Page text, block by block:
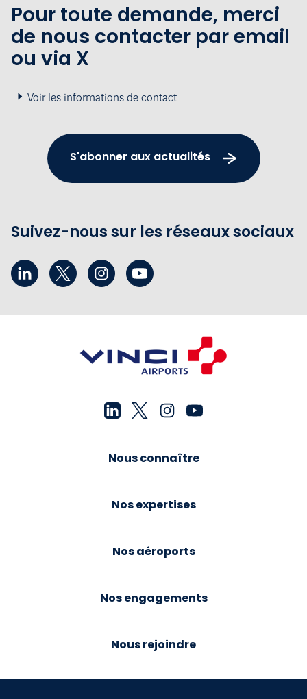
Pour toute demande, merci
de nous contacter par email
ou via X
Voir les informations de contact
S'abonner aux actualités
Suivez-nous sur les réseaux sociaux
Nous connaître
Nos expertises
Nos aéroports
Nos engagements
Nous rejoindre